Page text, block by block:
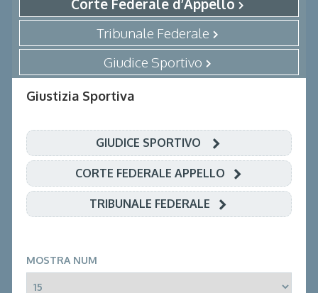
Corte Federale d’Appello
Tribunale Federale
Giudice Sportivo
Giustizia Sportiva
GIUDICE SPORTIVO
CORTE FEDERALE APPELLO
TRIBUNALE FEDERALE
MOSTRA NUM